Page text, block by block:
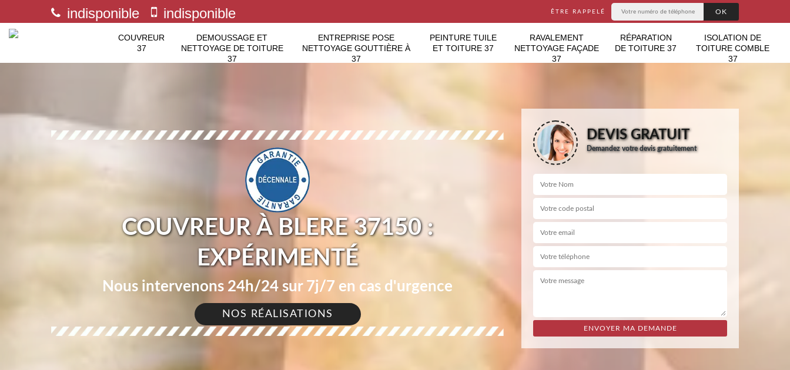
indisponible indisponible ÊTRE RAPPELÉ
COUVREUR
37
DEMOUSSAGE ET
NETTOYAGE DE TOITURE
37
ENTREPRISE POSE
NETTOYAGE GOUTTIÈRE À
37
PEINTURE TUILE
ET TOITURE 37
RAVALEMENT
NETTOYAGE FAÇADE
37
RÉPARATION
DE TOITURE 37
ISOLATION DE
TOITURE COMBLE
37
COUVREUR À BLERE 37150 :
EXPÉRIMENTÉ
Nous intervenons 24h/24 sur 7j/7 en cas d'urgence
NOS RÉALISATIONS
DEVIS GRATUIT
Demandez votre devis gratuitement